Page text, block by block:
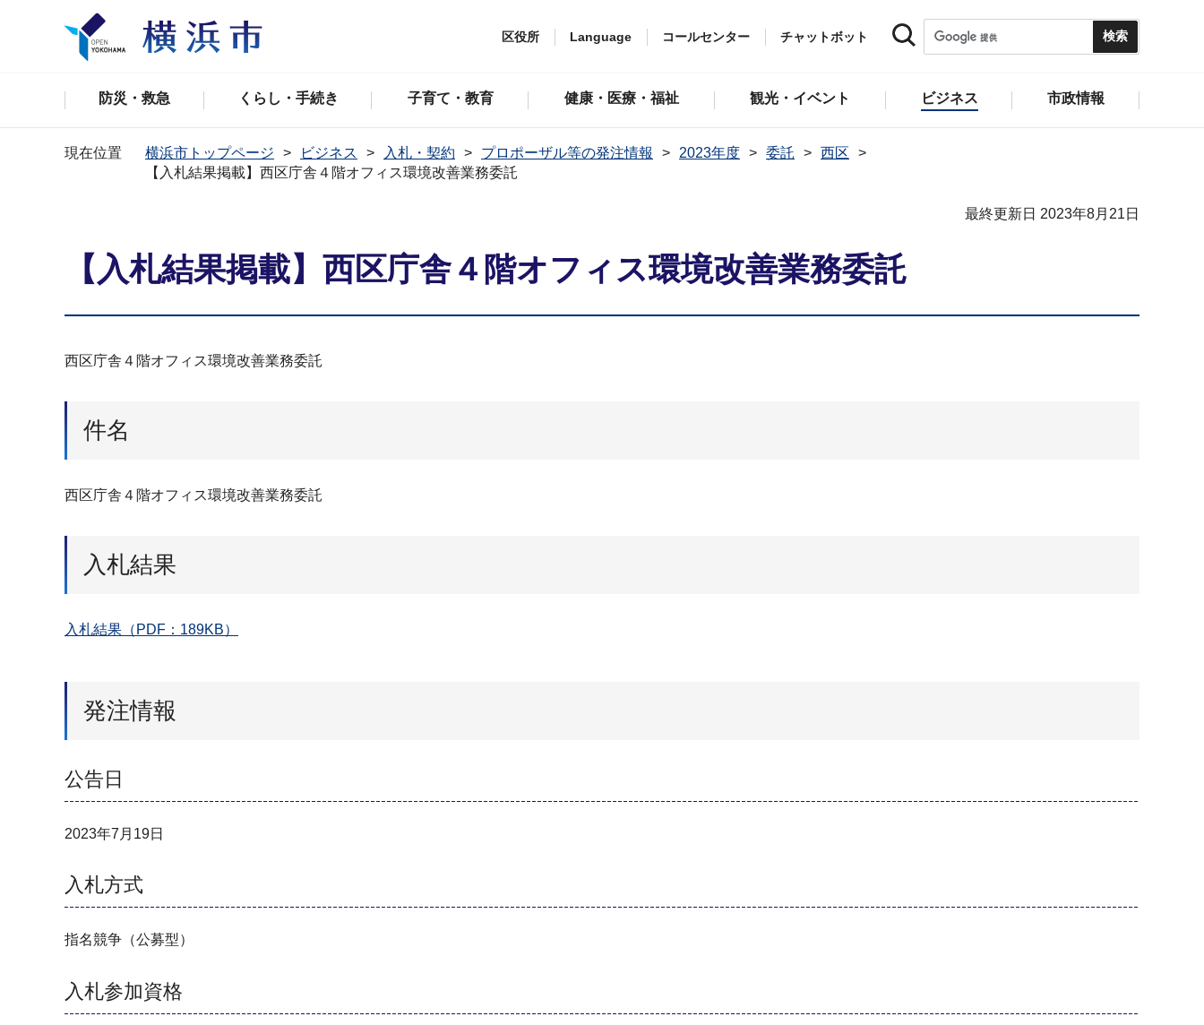
区役所 Language コールセンター チャットボット
防災・救急 くらし・手続き 子育て・教育 健康・医療・福祉 観光・イベント ビジネス 市政情報
現在位置 横浜市トップページ ビジネス 入札・契約 プロポーザル等の発注情報 2023年度 委託
西区
【入札結果掲載】西区庁舎４階オフィス環境改善業務委託
最終更新日 2023年8月21日
【入札結果掲載】西区庁舎４階オフィス環境改善業務委託
西区庁舎４階オフィス環境改善業務委託
件名
西区庁舎４階オフィス環境改善業務委託
入札結果
入札結果（PDF：189KB）
発注情報
公告日
2023年7月19日
入札方式
指名競争（公募型）
入札参加資格